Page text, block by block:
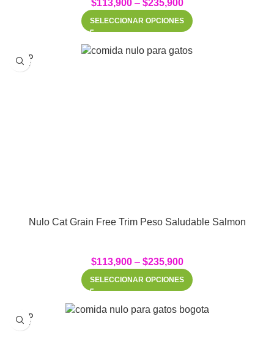
$113,900– $235,900
SELECCIONAR OPCIONES
SOLD
OUT
Nulo Cat Grain Free Trim Peso Saludable Salmon
$113,900– $235,900
SELECCIONAR OPCIONES
SOLD
OUT